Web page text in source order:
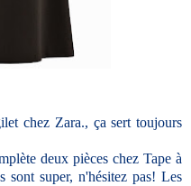
chez Zara., ça sert toujours
deux pièces chez Tape à
sont super, n'hésitez pas! Les